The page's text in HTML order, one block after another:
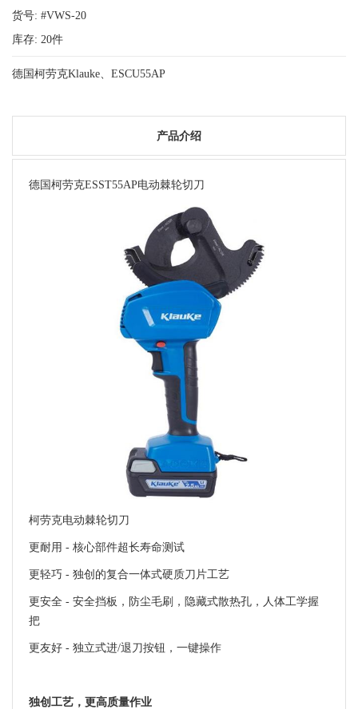
货号: #VWS-20
库存: 20件
德国柯劳克Klauke、ESCU55AP
产品介绍
德国柯劳克ESST55AP电动棘轮切刀
柯劳克电动棘轮切刀
更耐用 - 核心部件超长寿命测试
更轻巧 - 独创的复合一体式硬质刀片工艺
更安全 - 安全挡板，防尘毛刷，隐藏式散热孔，人体工学握
把
更友好 - 独立式进/退刀按钮，一键操作
独创工艺，更高质量作业